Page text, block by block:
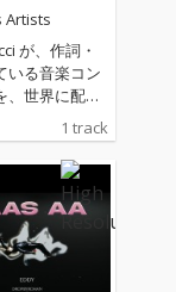
Artists
が、作詞・
いる音楽コン
、世界に配信
す。主なジャ
House、R&
Popなどに
1 track